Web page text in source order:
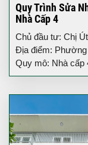
Quy Trình Sửa
Nhà Cấp 4
Chủ đầu tư: Chị Út
Địa điểm: Phường
Quy mô: Nhà cấp